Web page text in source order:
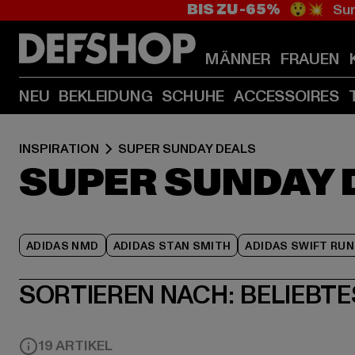
BIS ZU -65% 😲💥
MÄNNER FRAUEN
NEU BEKLEIDUNG SCHUHE ACCESSOIRES
INSPIRATION SUPER SUNDAY DEALS
SUPER SUNDAY
ADIDAS NMD ADIDAS STAN SMITH ADIDAS SWIFT RUN
SORTIEREN NACH:
19 ARTIKEL